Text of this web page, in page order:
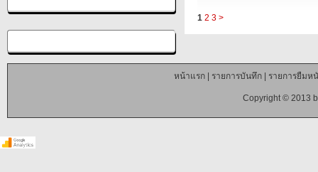
1 2 3 >
หน้าแรก| รายการบันทึก| รายการยืมห
Copyright © 2013